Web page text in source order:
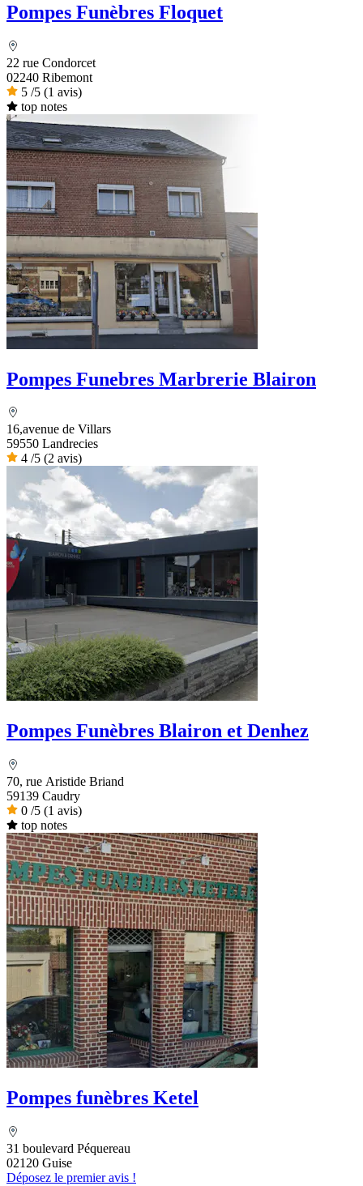
Pompes Funèbres Floquet
22 rue Condorcet
02240 Ribemont
5 /5 (1 avis)
top notes
Pompes Funebres Marbrerie Blairon
16,avenue de Villars
59550 Landrecies
4 /5 (2 avis)
Pompes Funèbres Blairon et Denhez
70, rue Aristide Briand
59139 Caudry
0 /5 (1 avis)
top notes
Pompes funèbres Ketel
31 boulevard Péquereau
02120 Guise
Déposez le premier avis !